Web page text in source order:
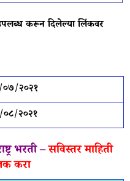
करून दिलेल्या लिंकवर
२०२१
२०२१
भरती –सविस्तर माहिती
करा